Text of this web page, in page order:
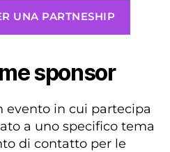
UNA PARTNESHIP
sponsor
evento in cui partecipa
a uno specifico tema
di contatto per le